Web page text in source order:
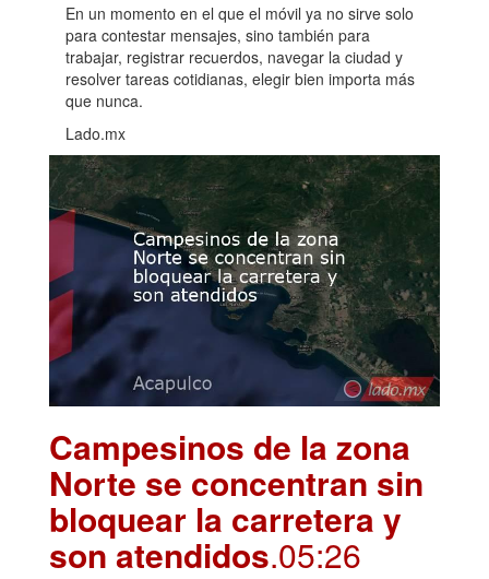
En un momento en el que el móvil ya no sirve solo
para contestar mensajes, sino también para
trabajar, registrar recuerdos, navegar la ciudad y
resolver tareas cotidianas, elegir bien importa más
que nunca.
Lado.mx
Campesinos de la zona
Norte se concentran sin
bloquear la carretera y
son atendidos.05:26